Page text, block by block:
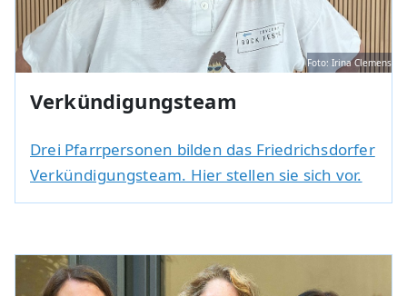
Foto: Irina Clemens
Verkündigungsteam
Drei Pfarrpersonen bilden das Friedrichsdorfer
Verkündigungsteam. Hier stellen sie sich vor.